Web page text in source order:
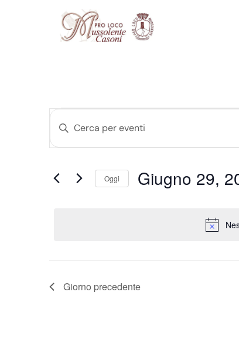
Eventi
Ricerca
viste
Inserisci
Parola
Chiave.
Eventi
Oggi Giugno 29,
Giorno precedente